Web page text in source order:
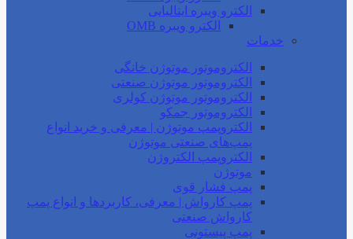
الکترو ویبره ایتالیایی
الکترو ویبره OMB
خدمات
الکتروموتور موتوژن خانگی
الکتروموتور موتوژن صنعتی
الکتروموتور موتوژن کولری
الکتروموتور جمکو
الکتروپمپ موتوژن | معرفی و خرید انواع
پمپ‌های صنعتی موتوژن
الکتروپمپ الکتروژن
موتوژن
پمپ فشار قوی
پمپ کارواش | معرفی، کاربردها و انواع پمپ
کارواش صنعتی
پمپ پیستونی